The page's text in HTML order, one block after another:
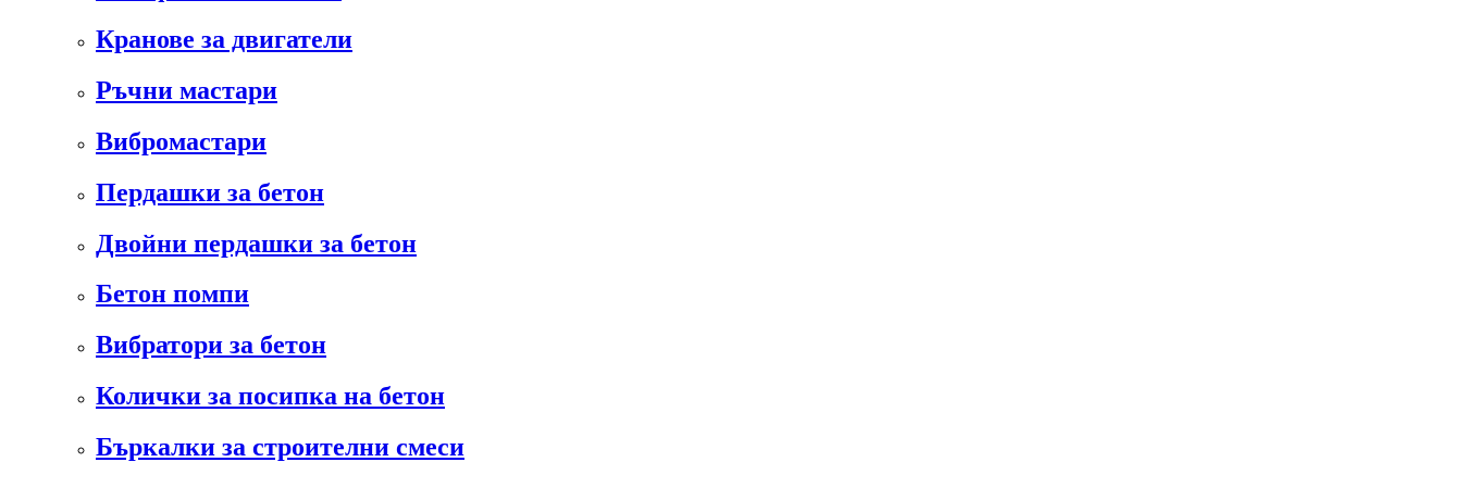
Кранове за двигатели
Ръчни мастари
Вибромастари
Пердашки за бетон
Двойни пердашки за бетон
Бетон помпи
Вибратори за бетон
Колички за посипка на бетон
Бъркалки за строителни смеси